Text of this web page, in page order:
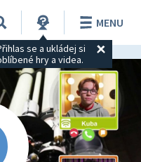
se a ukládej si
hry a videa.
MENU